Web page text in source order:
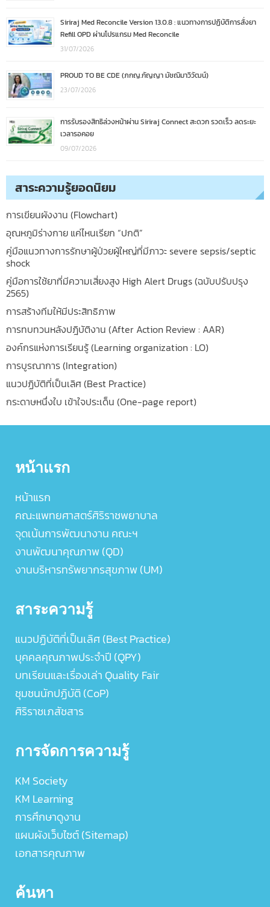
Siriraj Med Reconcile Version 13.0.8 : แนวทางการปฏิบัติการสั่งยา
Refill OPD ผ่านโปรแกรม Med Reconcile
31/07/2026
PROUD TO BE CDE (ภกญ.กัญญา มัชฌิมาวิวัฒน์)
23/07/2026
การรับรองสิทธิล่วงหน้าผ่าน Siriraj Connect สะดวก รวดเร็ว ลดระยะ
เวลารอคอย
09/07/2026
สาระความรู้ยอดนิยม
การเขียนผังงาน (Flowchart)
อุณหภูมิร่างกาย แค่ไหนเรียก “ปกติ”
คู่มือแนวทางการรักษาผู้ป่วยผู้ใหญ่ที่มีภาวะ severe sepsis/septic
shock
คู่มือการใช้ยาที่มีความเสี่ยงสูง High Alert Drugs (ฉบับปรับปรุง
2565)
การสร้างทีมให้มีประสิทธิภาพ
การทบทวนหลังปฎิบัติงาน (After Action Review : AAR)
องค์กรแห่งการเรียนรู้ (Learning organization : LO)
การบูรณาการ (Integration)
แนวปฏิบัติที่เป็นเลิศ (Best Practice)
กระดาษหนึ่งใบ เข้าใจประเด็น (One-page report)
หน้าแรก
หน้าแรก
คณะแพทยศาสตร์ศิริราชพยาบาล
จุดเน้นการพัฒนางาน คณะฯ
งานพัฒนาคุณภาพ (QD)
งานบริหารทรัพยากรสุขภาพ (UM)
สาระความรู้
แนวปฏิบัติที่เป็นเลิศ (Best Practice)
บุคคลคุณภาพประจำปี (QPY)
บทเรียนและเรื่องเล่า Quality Fair
ชุมชนนักปฏิบัติ (CoP)
ศิริราชเภสัชสาร
การจัดการความรู้
KM Society
KM Learning
การศึกษาดูงาน
แผนผังเว็บไซต์ (Sitemap)
เอกสารคุณภาพ
ค้นหา